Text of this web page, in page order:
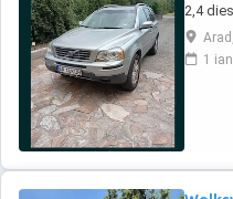
2,4
1